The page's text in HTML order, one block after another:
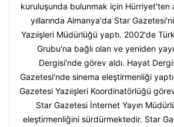
kuruluşunda bulunmak için Hürriyet'ten
yıllarında Almanya'da Star
Yazıişleri Müdürlüğü yaptı. 2002'de
Grubu'na bağlı olan ve yeniden
Dergisi'nde görev aldı. Hayat
Gazetesi'nde sinema eleştirmenliği
Gazetesi Yazıişleri Koordinatörlüğü
Star Gazetesi İnternet Yayın
eleştirmenliğini sürdürmektedir. Star